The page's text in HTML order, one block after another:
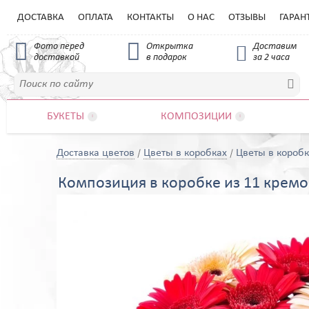

ДОСТАВКА ОПЛАТА КОНТАКТЫ О НАС ОТЗЫВЫ
 Фото перед
доставкой

Открытка
в подарок

Доставим
за 2 часа
БУКЕТЫ КОМПОЗИЦИИ
Доставка цветов Цветы в коробках Цветы в
Композиция в коробке из 11